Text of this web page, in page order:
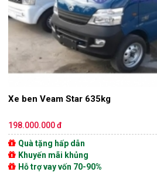
Xe ben Veam Star 635kg
198.000.000 đ
Quà tặng hấp dẫn
Khuyến mãi khủng
Hỗ trợ vay vốn 70-90%